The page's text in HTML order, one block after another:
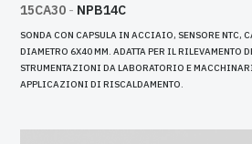
15CA30 - NPB14C
SONDA CON CAPSULA IN ACCIAIO, SENSORE NTC,
DIAMETRO 6X40 MM. ADATTA PER IL RILEVAMENTO
STRUMENTAZIONI DA LABORATORIO E
APPLICAZIONI DI RISCALDAMENTO.